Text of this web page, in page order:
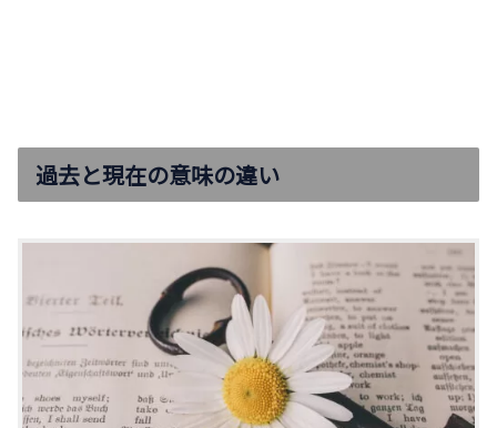
過去と現在の意味の違い